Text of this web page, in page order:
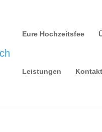
Eure Hochzeitsfee
Leistungen Kontakt